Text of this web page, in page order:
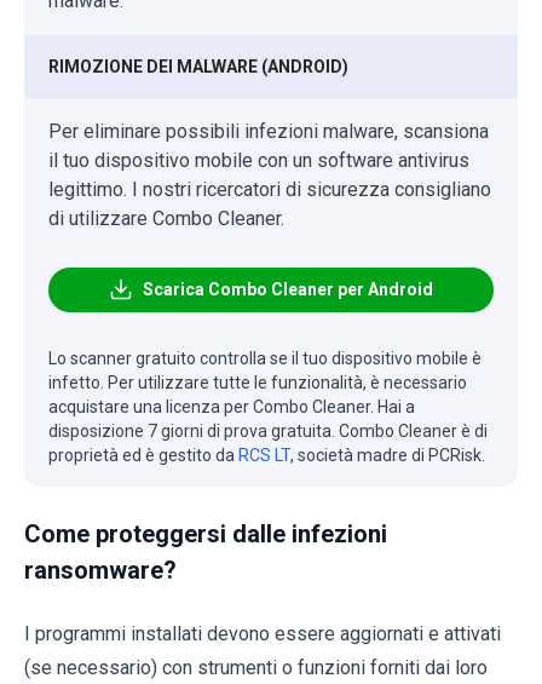
RIMOZIONE DEI MALWARE (ANDROID)
Per eliminare possibili infezioni malware, scansiona
il tuo dispositivo mobile con un software antivirus
legittimo. I nostri ricercatori di sicurezza consigliano
di utilizzare Combo Cleaner.
Scarica Combo Cleaner per Android
Lo scanner gratuito controlla se il tuo dispositivo mobile è
infetto. Per utilizzare tutte le funzionalità, è necessario
acquistare una licenza per Combo Cleaner. Hai a
disposizione 7 giorni di prova gratuita. Combo Cleaner è di
proprietà ed è gestito da RCS LT, società madre di PCRisk.
Come proteggersi dalle infezioni
ransomware?
I programmi installati devono essere aggiornati e attivati ​​
(se necessario) con strumenti o funzioni forniti dai loro